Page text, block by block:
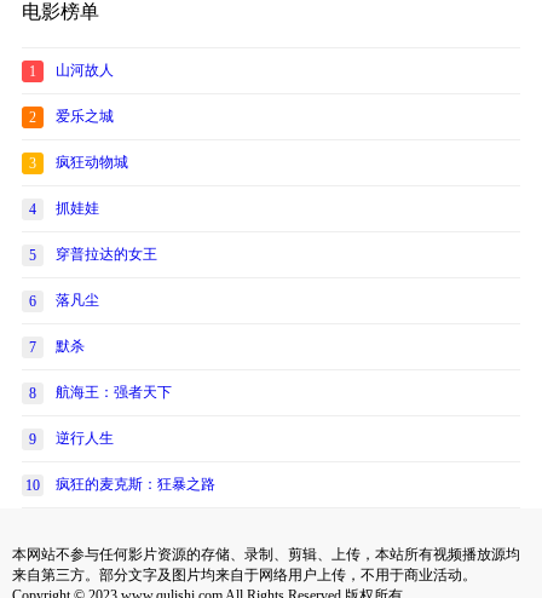
电影榜单
1 山河故人
2 爱乐之城
3 疯狂动物城
4 抓娃娃
5 穿普拉达的女王
6 落凡尘
7 默杀
8 航海王：强者天下
9 逆行人生
10 疯狂的麦克斯：狂暴之路
本网站不参与任何影片资源的存储、录制、剪辑、上传，本站所有视频播放源均
来自第三方。部分文字及图片均来自于网络用户上传，不用于商业活动。